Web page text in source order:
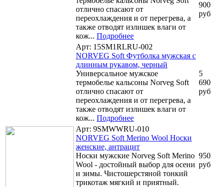
отлично спасают от
переохлаждения и от перегрева, а
также отводят излишек влаги от
кож... Подробнее
900
руб
Арт: 15SM1RLRU-002
NORVEG Soft Футболка мужская с
длинным рукавом, черный
Универсальное мужское
термобелье кальсоны Norveg Soft
отлично спасают от
переохлаждения и от перегрева, а
также отводят излишек влаги от
кож... Подробнее
5
690
руб
Арт: 9SMWWRU-010
NORVEG Soft Merino Wool Носки
женские, антрацит
Носки мужские Norveg Soft Merino
Wool - достойный выбор для осени
и зимы. Чистошерстяной тонкий
трикотаж мягкий и приятный.
950
руб